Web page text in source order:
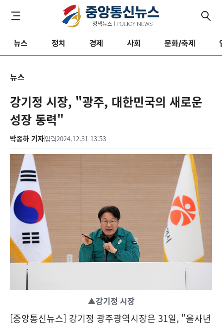
뉴스 정치 경제 사회 문화/축제
뉴스
강기정 시장, "광주, 대한민국의 새로운
성장 동력"
박종하 기자입력2024.12.31 13:53
▲강기정 시장
[중앙통신뉴스] 강기정 광주광역시장은 31일, "을사년